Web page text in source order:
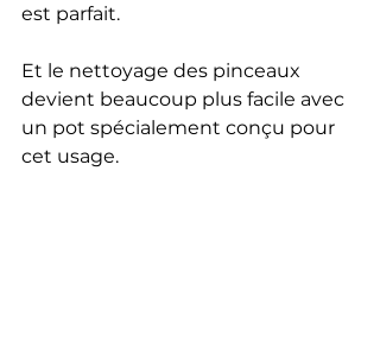
est parfait.
Et le nettoyage des pinceaux
devient beaucoup plus facile avec
un pot spécialement conçu pour
cet usage.